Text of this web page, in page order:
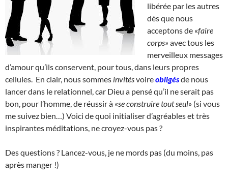
libérée par les autres
dès que nous
acceptons de «faire
corps» avec tous les
merveilleux messages
d’amour qu’ils conservent, pour tous, dans leurs propres
cellules. En clair, nous sommes invitésvoireobligésde nous
lancer dans le relationnel, car Dieu a pensé qu’il ne serait pas
bon, pour l’homme, de réussir à «se construire tout seul» (si vous
me suivez bien…) Voici de quoi initialiser d’agréables et très
inspirantes méditations, ne croyez-vous pas ?
Des questions ? Lancez-vous, je ne mords pas (du moins, pas
après manger !)